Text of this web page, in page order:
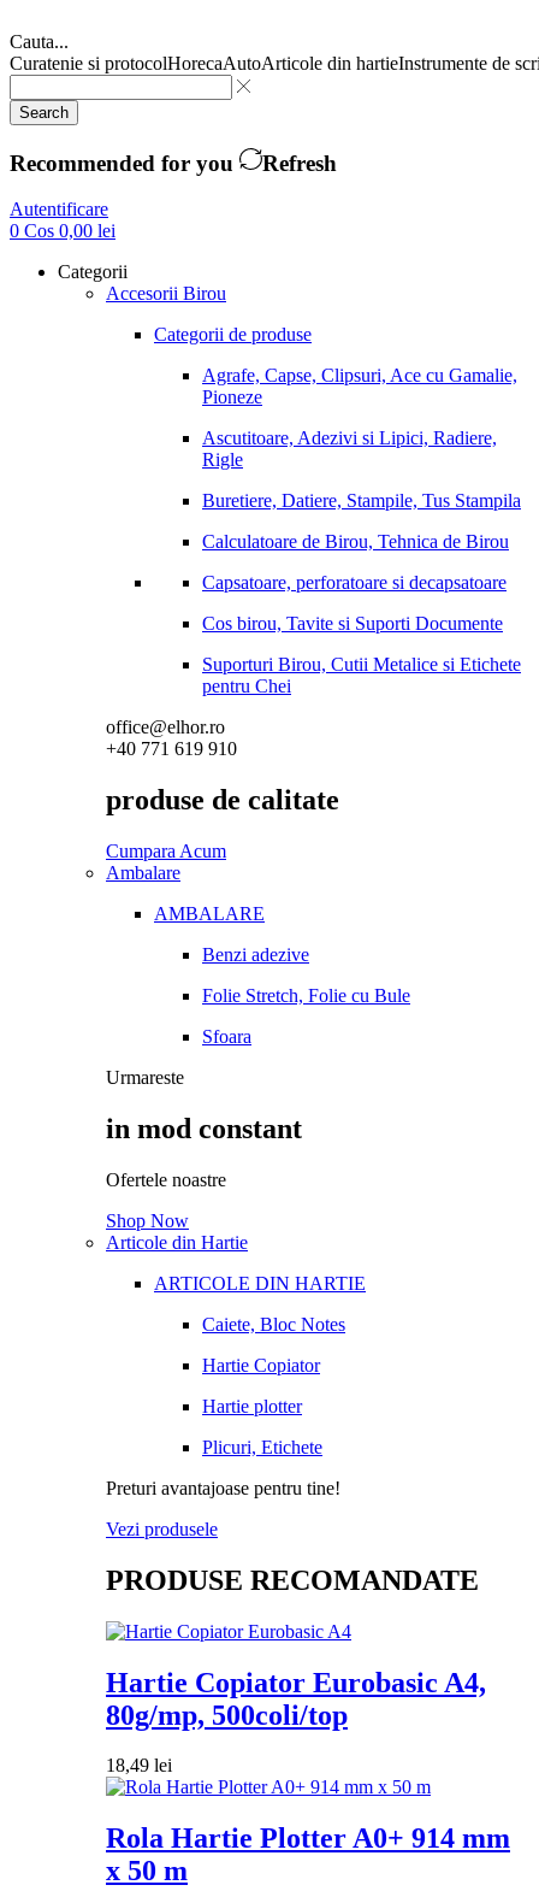
Cauta...
Curatenie si protocolHorecaAutoArticole din hartieInstrumente de
Search
Recommended for you Refresh
Autentificare
0 Cos 0,00 lei
Categorii
Accesorii Birou
Categorii de produse
Agrafe, Capse, Clipsuri, Ace cu Gamalie,
Pioneze
Ascutitoare, Adezivi si Lipici, Radiere,
Rigle
Buretiere, Datiere, Stampile, Tus Stampila
Calculatoare de Birou, Tehnica de Birou
Capsatoare, perforatoare si decapsatoare
Cos birou, Tavite si Suporti Documente
Suporturi Birou, Cutii Metalice si Etichete
pentru Chei
office@elhor.ro
+40 771 619 910
produse de calitate
Cumpara Acum
Ambalare
AMBALARE
Benzi adezive
Folie Stretch, Folie cu Bule
Sfoara
Urmareste
in mod constant
Ofertele noastre
Shop Now
Articole din Hartie
ARTICOLE DIN HARTIE
Caiete, Bloc Notes
Hartie Copiator
Hartie plotter
Plicuri, Etichete
Preturi avantajoase pentru tine!
Vezi produsele
PRODUSE RECOMANDATE
Hartie Copiator Eurobasic A4,
80g/mp, 500coli/top
18,49 lei
Rola Hartie Plotter A0+ 914 mm
x 50 m